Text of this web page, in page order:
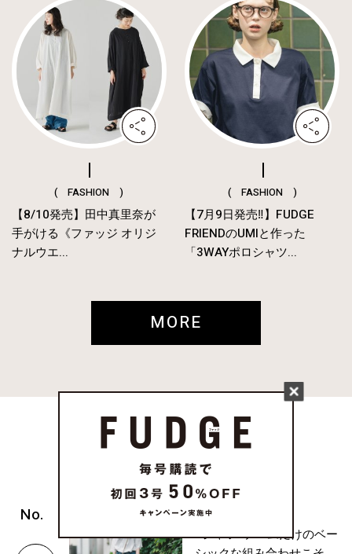
( FASHION )
【8/10発売】田中真里奈が
手がける《ファッジ オリジ
ナルウエ...
( FASHION )
【7月9日発売‼︎】FUDGE
FRIENDのUMIと作った
「3WAYポロシャツ...
MORE
RANKING
( WORLD SNAP )
Tシャツ×デニムだけのベー